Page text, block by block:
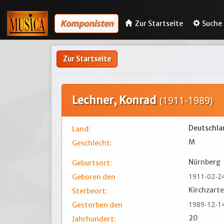
Komponisten Zur Startseite Suche
Zur Startseite
Lechner, Konrad (1911-1989)
Land:
Geschlecht:
M
Geburtsort:
Nürnberg
Geboren den
1911-02-
Sterbeort:
Gestorben den
1989-12-
Jahrhundert: 20